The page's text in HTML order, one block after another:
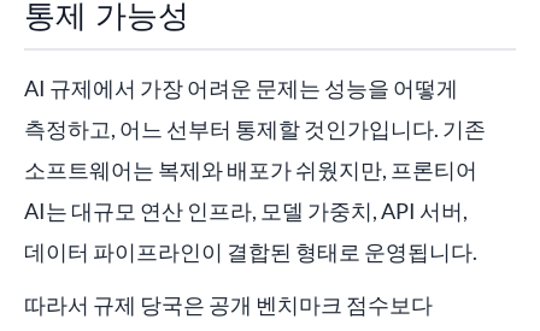
통제 가능성
AI 규제에서 가장 어려운 문제는 성능을 어떻게
측정하고, 어느 선부터 통제할 것인가입니다. 기존
소프트웨어는 복제와 배포가 쉬웠지만, 프론티어
AI는 대규모 연산 인프라, 모델 가중치, API 서버,
데이터 파이프라인이 결합된 형태로 운영됩니다.
따라서 규제 당국은 공개 벤치마크 점수보다